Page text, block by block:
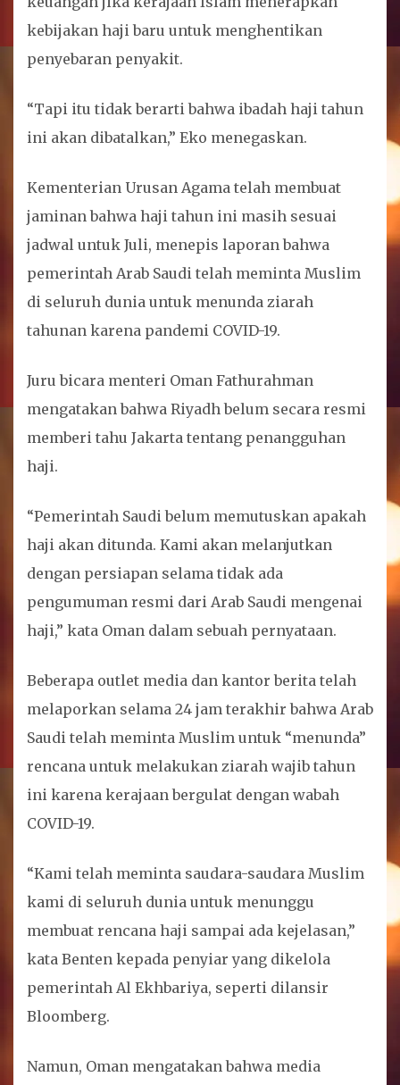
kebijakan haji baru untuk menghentikan
penyebaran penyakit.
“Tapi itu tidak berarti bahwa ibadah haji tahun
ini akan dibatalkan,” Eko menegaskan.
Kementerian Urusan Agama telah membuat
jaminan bahwa haji tahun ini masih sesuai
jadwal untuk Juli, menepis laporan bahwa
pemerintah Arab Saudi telah meminta Muslim
di seluruh dunia untuk menunda ziarah
tahunan karena pandemi COVID-19.
Juru bicara menteri Oman Fathurahman
mengatakan bahwa Riyadh belum secara resmi
memberi tahu Jakarta tentang penangguhan
haji.
“Pemerintah Saudi belum memutuskan apakah
haji akan ditunda. Kami akan melanjutkan
dengan persiapan selama tidak ada
pengumuman resmi dari Arab Saudi mengenai
haji,” kata Oman dalam sebuah pernyataan.
Beberapa outlet media dan kantor berita telah
melaporkan selama 24 jam terakhir bahwa Arab
Saudi telah meminta Muslim untuk “menunda”
rencana untuk melakukan ziarah wajib tahun
ini karena kerajaan bergulat dengan wabah
COVID-19.
“Kami telah meminta saudara-saudara Muslim
kami di seluruh dunia untuk menunggu
membuat rencana haji sampai ada kejelasan,”
kata Benten kepada penyiar yang dikelola
pemerintah Al Ekhbariya, seperti dilansir
Bloomberg.
Namun, Oman mengatakan bahwa media